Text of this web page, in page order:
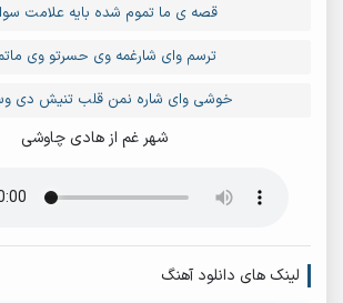
قصه ی ما تموم شده بایه علامت
ترسم وای شارغمه وی حسرتو وی
خوشی وای شاره نمن قلب تنیش دی
شهر غم از هادی چاوشی
لینک های دانلود آهنگ